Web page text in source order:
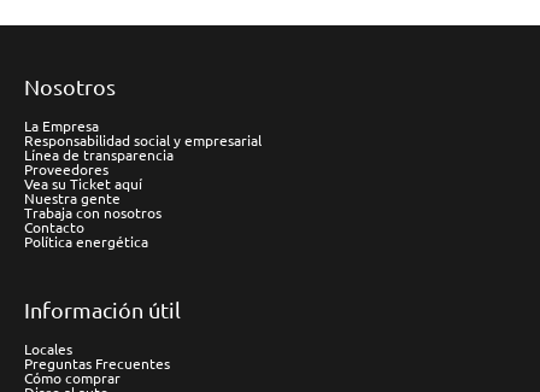
Nosotros
La Empresa
Responsabilidad social y empresarial
Línea de transparencia
Proveedores
Vea su Ticket aquí
Nuestra gente
Trabaja con nosotros
Contacto
Política energética
Información útil
Locales
Preguntas Frecuentes
Cómo comprar